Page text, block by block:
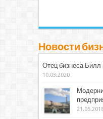
Новости
Отец бизнеса Билл
10.03.2020